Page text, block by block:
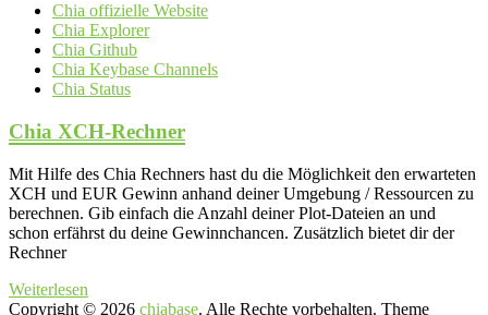
Chia offizielle Website
Chia Explorer
Chia Github
Chia Keybase Channels
Chia Status
Chia XCH-Rechner
Mit Hilfe des Chia Rechners hast du die Möglichkeit den erwarteten
XCH und EUR Gewinn anhand deiner Umgebung / Ressourcen zu
berechnen. Gib einfach die Anzahl deiner Plot-Dateien an und
schon erfährst du deine Gewinnchancen. Zusätzlich bietet dir der
Rechner
Weiterlesen
Copyright © 2026 chiabase. Alle Rechte vorbehalten. Theme